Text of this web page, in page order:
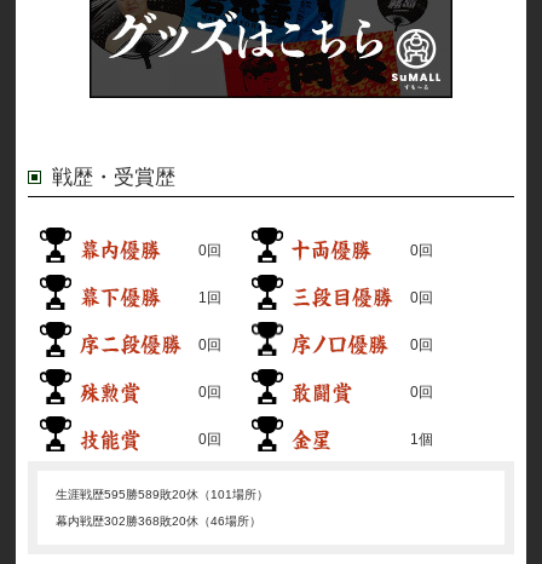
戦歴・受賞歴
0回 0回
1回 0回
0回 0回
0回 0回
0回 1個
生涯戦歴595勝589敗20休（101場所）
幕内戦歴302勝368敗20休（46場所）